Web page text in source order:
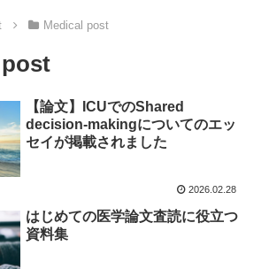
Medical post
【論文】ICUでのShared
decision-makingについてのエッ
セイが掲載されました
2026.02.28
はじめての医学論文査読に役立つ
資料集